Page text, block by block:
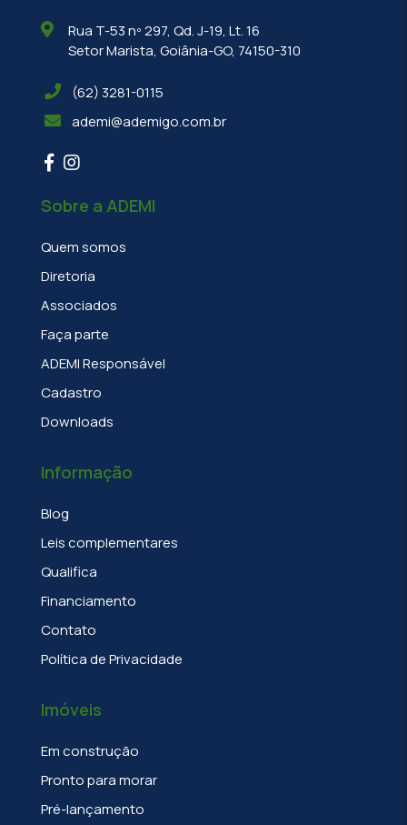
Rua T-53 nº 297, Qd. J-19, Lt. 16
Setor Marista, Goiânia-GO, 74150-310
(62) 3281-0115
ademi@ademigo.com.br
Sobre a ADEMI
Quem somos
Diretoria
Associados
Faça parte
ADEMI Responsável
Cadastro
Downloads
Informação
Blog
Leis complementares
Qualifica
Financiamento
Contato
Política de Privacidade
Imóveis
Em construção
Pronto para morar
Pré-lançamento